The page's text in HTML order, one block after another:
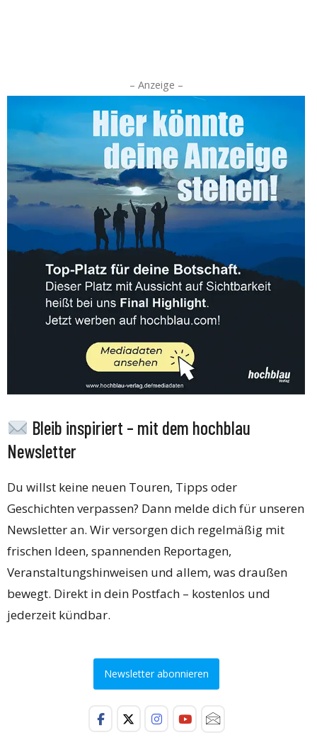
– Anzeige –
Bleib inspiriert – mit dem hochblau
Newsletter
Du willst keine neuen Touren, Tipps oder
Geschichten verpassen? Dann melde dich für unseren
Newsletter an. Wir versorgen dich regelmäßig mit
frischen Ideen, spannenden Reportagen,
Veranstaltungshinweisen und allem, was draußen
bewegt. Direkt in dein Postfach – kostenlos und
jederzeit kündbar.
Newsletter abonnieren